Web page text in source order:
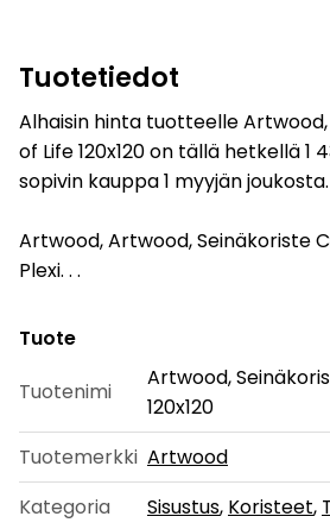
Tuotetiedot
Alhaisin hinta tuotteelle
of Life 120x120 on tällä hetkellä 1
sopivin kauppa 1 myyjän joukosta.
Artwood, Artwood, Seinäkoriste
Plexi. . .
Tuote
Tuotenimi
Artwood,
120x120
Tuotemerkki Artwood
Kategoria
Sisustus, Koristeet,